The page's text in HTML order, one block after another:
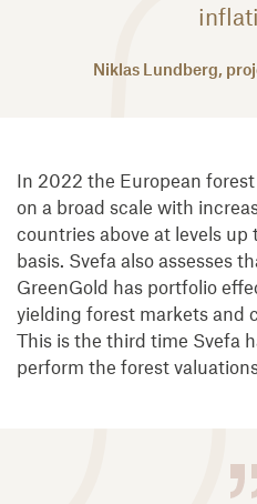
Niklas Lundberg,
In 2022 the European
on a broad scale with
countries above at levels
basis. Svefa also assesses
GreenGold has portfolio
yielding forest markets and
This is the third time Svefa
perform the forest